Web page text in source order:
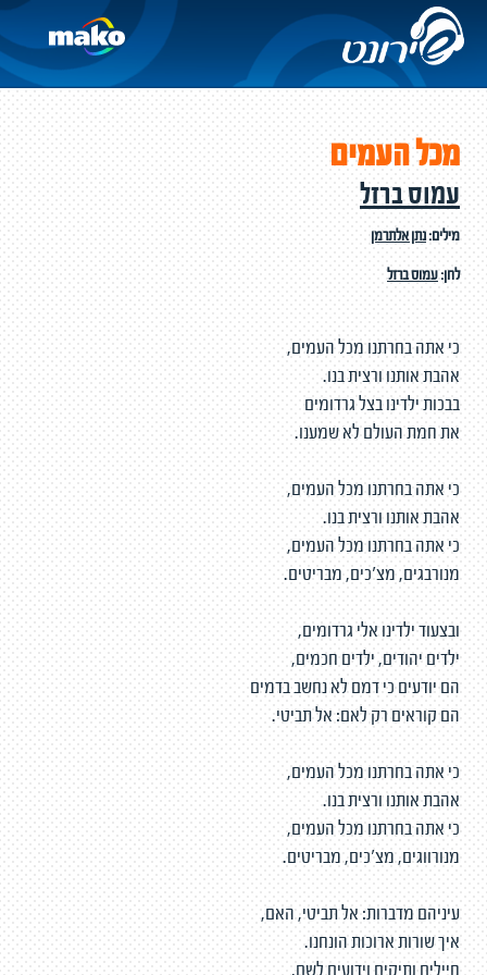
מכל העמים
עמוס ברזל
מילים:נתן אלתרמן
לחן:עמוס ברזל
כי אתה בחרתנו מכל העמים,
אהבת אותנו ורצית בנו.
בבכות ילדינו בצל גרדומים
את חמת העולם לא שמענו.
כי אתה בחרתנו מכל העמים,
אהבת אותנו ורצית בנו.
כי אתה בחרתנו מכל העמים,
מנורבגים, מצ'כים, מבריטים.
ובצעוד ילדינו אלי גרדומים,
ילדים יהודים, ילדים חכמים,
הם יודעים כי דמם לא נחשב בדמים
הם קוראים רק לאם: אל תביטי.
כי אתה בחרתנו מכל העמים,
אהבת אותנו ורצית בנו.
כי אתה בחרתנו מכל העמים,
מנורווגים, מצ'כים, מבריטים.
עיניהם מדברות: אל תביטי, האם,
איך שורות ארוכות הונחנו.